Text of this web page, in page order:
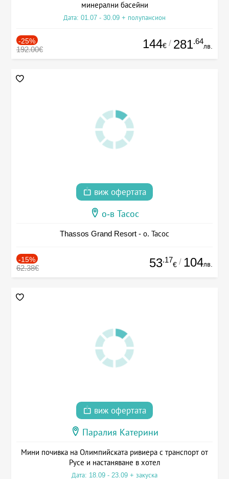
минерални басейни
Дата: 01.07 - 30.09 + полупансион
-25%
192.00€ 144€ / 281.64
лв.
виж офертата
о-в Тасос
Thassos Grand Resort - о. Тасос
-15%
62.38€ 53.17
€ / 104лв.
виж офертата
Паралия Катерини
Мини почивка на Олимпийската ривиера с транспорт от
Русе и настаняване в хотел
Дата: 18.09 - 23.09 + закуска